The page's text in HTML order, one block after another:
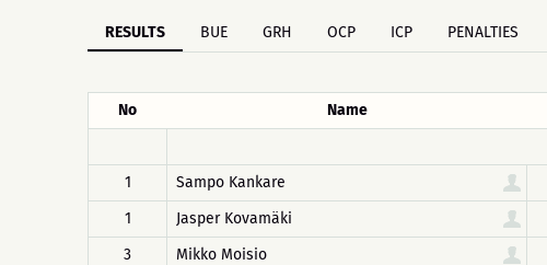
RESULTS BUE GRH OCP ICP PENALTIES
No Name
1
Sampo Kankare
1
Jasper Kovamäki
3
Mikko Moisio